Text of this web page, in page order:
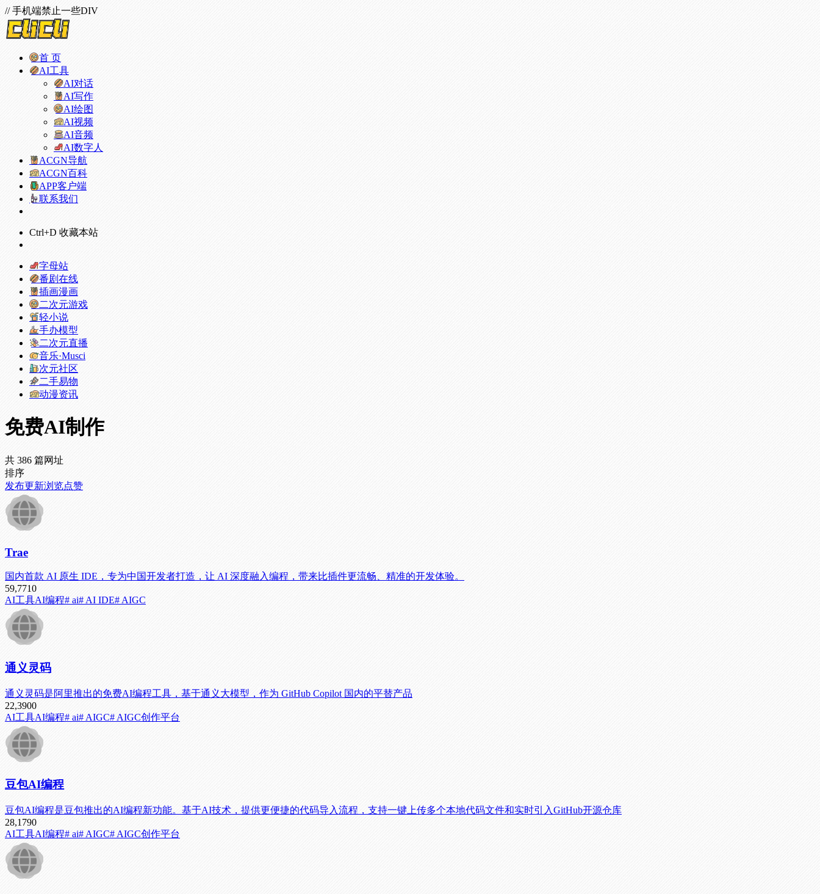
// 手机端禁止一些DIV
首 页
AI工具
AI对话
AI写作
AI绘图
AI视频
AI音频
AI数字人
ACGN导航
ACGN百科
APP客户端
联系我们
Ctrl+D 收藏本站
字母站
番剧在线
插画漫画
二次元游戏
轻小说
手办模型
二次元直播
音乐·Musci
次元社区
二手易物
动漫资讯
免费AI制作
共 386 篇网址
排序
发布更新浏览点赞
Trae
国内首款 AI 原生 IDE，专为中国开发者打造，让 AI 深度融入编程，带来比插件更流畅、精准的开发体验。
59,7710
AI工具AI编程# ai# AI IDE# AIGC
通义灵码
通义灵码是阿里推出的免费AI编程工具，基于通义大模型，作为 GitHub Copilot 国内的平替产品
22,3900
AI工具AI编程# ai# AIGC# AIGC创作平台
豆包AI编程
豆包AI编程是豆包推出的AI编程新功能。基于AI技术，提供更便捷的代码导入流程，支持一键上传多个本地代码文件和实时引入GitHub开源仓库
28,1790
AI工具AI编程# ai# AIGC# AIGC创作平台